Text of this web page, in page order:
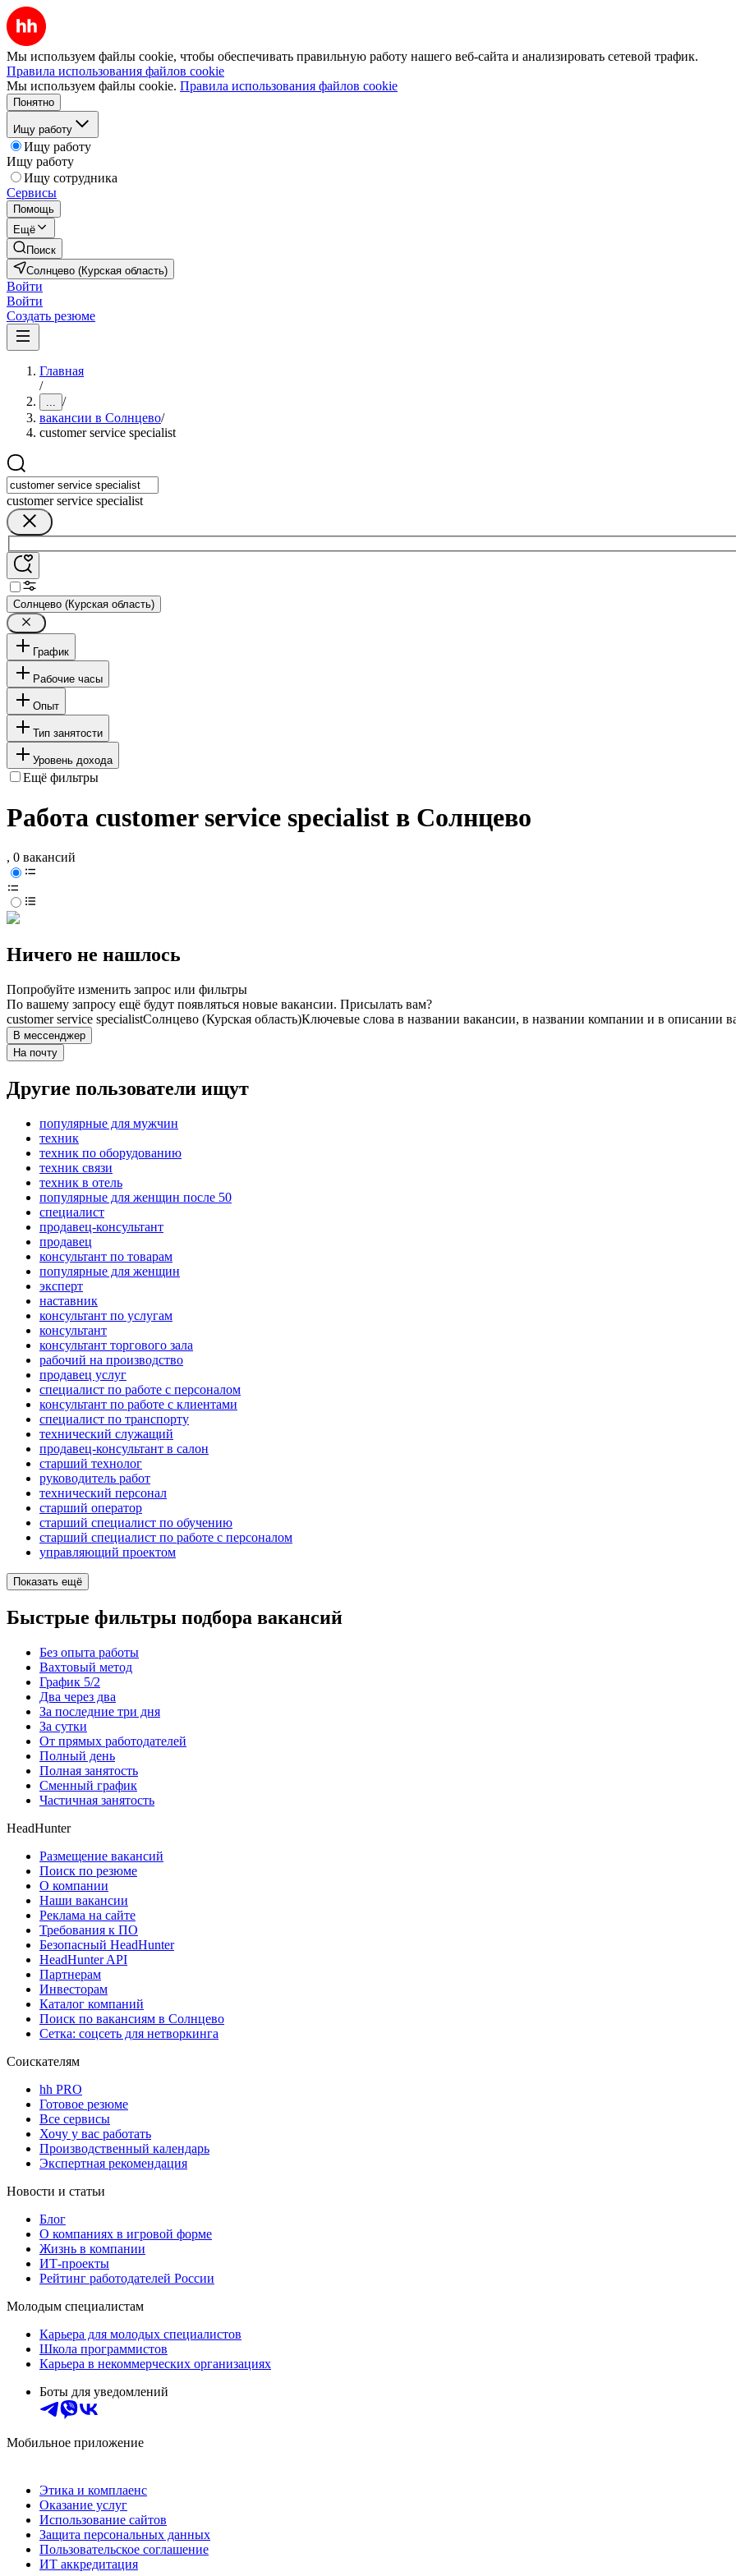
Мы используем файлы cookie, чтобы обеспечивать правильную работу нашего веб-сайта и анализировать сетевой трафик.
Правила использования файлов cookie
Мы используем файлы cookie. Правила использования файлов cookie
Понятно
Ищу работу
Ищу работу
Ищу работу
Ищу сотрудника
Сервисы
Помощь
Ещё
Поиск
Солнцево (Курская область)
Войти
Войти
Создать резюме
Главная
/
... /
вакансии в Солнцево/
customer service specialist
customer service specialist
Солнцево (Курская область)
График
Рабочие часы
Опыт
Тип занятости
Уровень дохода
Ещё фильтры
Работа customer service specialist в Солнцево
, 0 вакансий
Ничего не нашлось
Попробуйте изменить запрос или фильтры
По вашему запросу ещё будут появляться новые вакансии. Присылать вам?
customer service specialistСолнцево (Курская область)Ключевые слова в названии вакансии, в названии компании и в описании
В мессенджер
На почту
Другие пользователи ищут
популярные для мужчин
техник
техник по оборудованию
техник связи
техник в отель
популярные для женщин после 50
специалист
продавец-консультант
продавец
консультант по товарам
популярные для женщин
эксперт
наставник
консультант по услугам
консультант
консультант торгового зала
рабочий на производство
продавец услуг
специалист по работе с персоналом
консультант по работе с клиентами
специалист по транспорту
технический служащий
продавец-консультант в салон
старший технолог
руководитель работ
технический персонал
старший оператор
старший специалист по обучению
старший специалист по работе с персоналом
управляющий проектом
Показать ещё
Быстрые фильтры подбора вакансий
Без опыта работы
Вахтовый метод
График 5/2
Два через два
За последние три дня
За сутки
От прямых работодателей
Полный день
Полная занятость
Сменный график
Частичная занятость
HeadHunter
Размещение вакансий
Поиск по резюме
О компании
Наши вакансии
Реклама на сайте
Требования к ПО
Безопасный HeadHunter
HeadHunter API
Партнерам
Инвесторам
Каталог компаний
Поиск по вакансиям в Солнцево
Сетка: соцсеть для нетворкинга
Соискателям
hh PRO
Готовое резюме
Все сервисы
Хочу у вас работать
Производственный календарь
Экспертная рекомендация
Новости и статьи
Блог
О компаниях в игровой форме
Жизнь в компании
ИТ-проекты
Рейтинг работодателей России
Молодым специалистам
Карьера для молодых специалистов
Школа программистов
Карьера в некоммерческих организациях
Боты для уведомлений
Мобильное приложение
Этика и комплаенс
Оказание услуг
Использование сайтов
Защита персональных данных
Пользовательское соглашение
ИТ аккредитация